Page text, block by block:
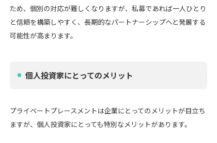
ため、個別の対応が難しくなりますが、私募であれば一人ひとり
と信頼を構築しやすく、長期的なパートナーシップへと発展する
可能性が高まります。
個人投資家にとってのメリット
プライベートプレースメントは企業にとってのメリットが目立ち
ますが、個人投資家にとっても特別なメリットがあります。